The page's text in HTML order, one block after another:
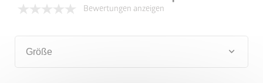
Bewertungen anzeigen
Größe keyboard_arrow_down